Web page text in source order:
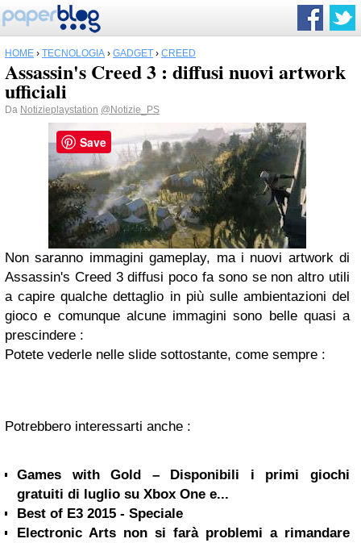
HOME › TECNOLOGIA › GADGET › CREED
Assassin's Creed 3 : diffusi nuovi artwork
ufficiali
Da Notizieplaystation @Notizie_PS
Non saranno immagini gameplay, ma i nuovi artwork di
Assassin's Creed 3 diffusi poco fa sono se non altro utili
a capire qualche dettaglio in più sulle ambientazioni del
gioco e comunque alcune immagini sono belle quasi a
prescindere :
Potete vederle nelle slide sottostante, come sempre :
Potrebbero interessarti anche :
Games with Gold – Disponibili i primi giochi
gratuiti di luglio su Xbox One e...
Best of E3 2015 - Speciale
Electronic Arts non si farà problemi a rimandare
Save